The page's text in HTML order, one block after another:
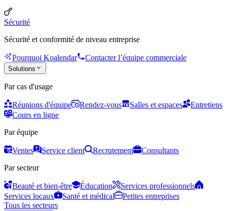
Sécurité
Sécurité et conformité de niveau entreprise
Pourquoi Koalendar Contacter l’équipe commerciale
Solutions
Par cas d'usage
Réunions d'équipe Rendez-vous Salles et espaces
Entretiens
Cours en ligne
Par équipe
Ventes Service client Recrutement
Consultants
Par secteur
Beauté et bien-être Éducation
Services professionnels
Services locaux
Santé et médical
Petites entreprises
Tous les secteurs